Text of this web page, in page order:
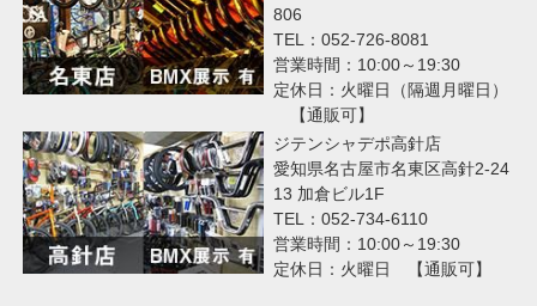
806
TEL：052-726-8081
営業時間：10:00～19:30
定休日：火曜日（隔週月曜日）
【通販可】
ジテンシャデポ高針店
愛知県名古屋市名東区高針2-24
13 加倉ビル1F
TEL：052-734-6110
営業時間：10:00～19:30
定休日：火曜日 【通販可】